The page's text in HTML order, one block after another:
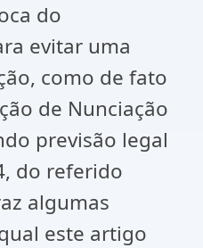
do
evitar uma
como de fato
de Nunciação
previsão legal
do referido
algumas
este artigo